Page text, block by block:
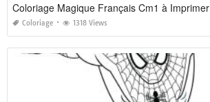
Coloriage Magique Français Cm1 à Imprimer
Coloriage 1318 Views